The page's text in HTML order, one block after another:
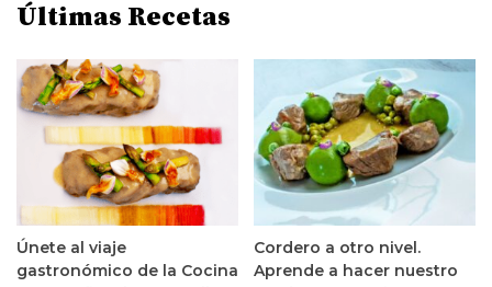
Últimas Recetas
Únete al viaje
gastronómico de la Cocina
Cordero a otro nivel.
Aprende a hacer nuestro